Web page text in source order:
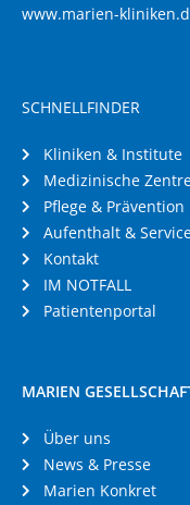
www.marien-
SCHNELLFINDER
Kliniken & Institute
Medizinische
Pflege & Prävention
Aufenthalt &
Kontakt
IM NOTFALL
Patientenportal
MARIEN
Über uns
News & Presse
Marien Konkret